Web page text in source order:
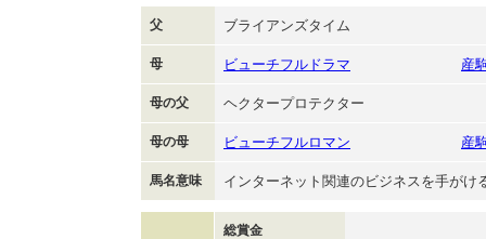
父 ブライアンズタイム
母 ビューチフルドラマ 産
母の父 ヘクタープロテクター
母の母 ビューチフルロマン 産
馬名意味 インターネット関連のビジネスを手がけ
総賞金